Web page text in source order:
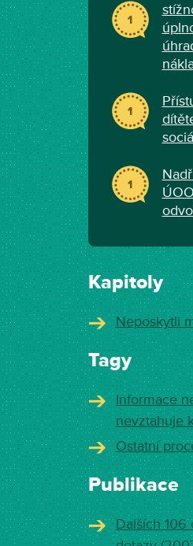
1
1
1
Kapitoly
Neposkytli
Tagy
Informace
nevztahuje
Ostatní
Publikace
Dalších 106